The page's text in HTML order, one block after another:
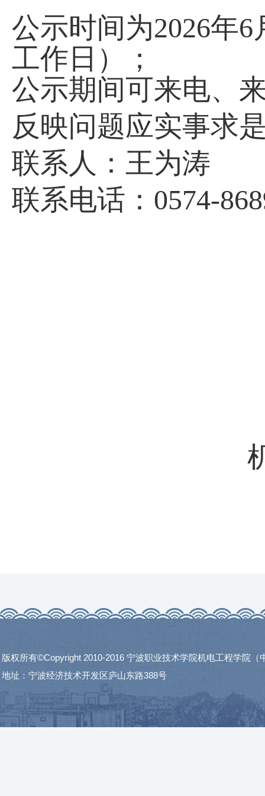
公示时间为2026年
工作日）；
公示期间可来电、
反映问题应实事求
联系人：王为涛
联系电话： 0574-
版权所有©Copyright 2010-2016 宁波职业技术学院机电工程学院（
地址：宁波经济技术开发区庐山东路388号